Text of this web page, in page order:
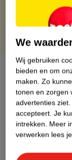
Gratis punten
Over dit
Nature Impact
We
Wij gebruiken
bieden en om
maken. Zo
tonen en zorgen
advertenties ziet.
accepteert. Je
intrekken. Meer
verwerken lees